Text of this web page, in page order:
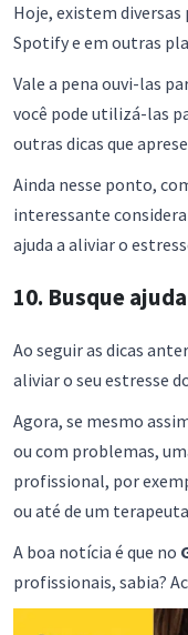
Hoje, existem
Spotify e em outras
Vale a pena ouvi-las
você pode utilizá-las
outras dicas que
Ainda nesse ponto,
interessante
ajuda a aliviar o
10. Busque
Ao seguir as dicas
aliviar o seu estresse
Agora, se mesmo
ou com problemas,
profissional, por
ou até de um
A boa notícia é que no
profissionais, sabia?